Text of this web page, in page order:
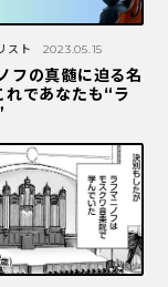
スト 2023.05.15
フの真髄に迫る名
れであなたも“ラ